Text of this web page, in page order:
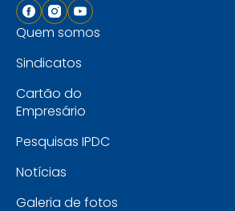
Quem somos
Sindicatos
Cartão do
Empresário
Pesquisas IPDC
Notícias
Galeria de fotos